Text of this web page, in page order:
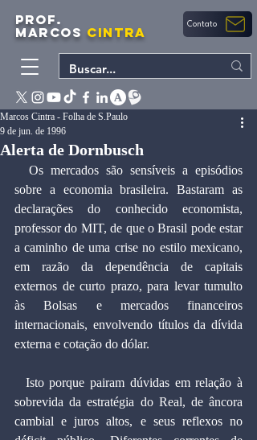
PROF.
MARCOS CINTRA Contato
Alerta de Dornbusch
Marcos Cintra - Folha de S.Paulo
9 de jun. de 1996
sobre a economia brasileira. Bastaram as
declarações do conhecido economista,
professor do MIT, de que o Brasil pode estar
a caminho de uma crise no estilo mexicano,
em razão da dependência de capitais
externos de curto prazo, para levar tumulto
às Bolsas e mercados financeiros
internacionais, envolvendo títulos da dívida
externa e cotação do dólar.
sobrevida da estratégia do Real, de âncora
cambial e juros altos, e seus reflexos no